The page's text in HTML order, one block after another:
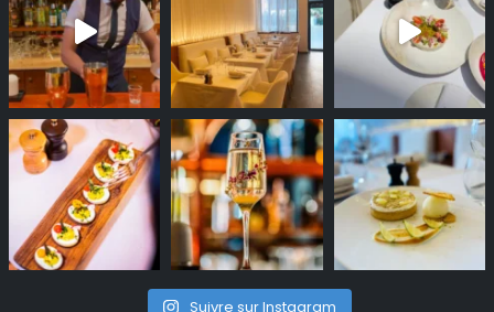
Suivre sur Instagram